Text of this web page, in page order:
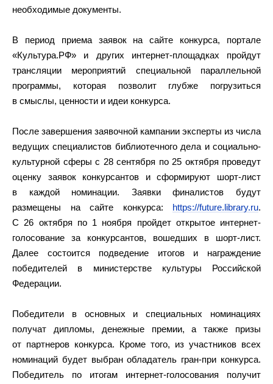
необходимые документы.
В период приема заявок на сайте конкурса, портале
«Культура.РФ» и других интернет-площадках пройдут
трансляции мероприятий специальной параллельной
программы, которая позволит глубже погрузиться
в смыслы, ценности и идеи конкурса.
После завершения заявочной кампании эксперты из числа
ведущих специалистов библиотечного дела и социально-
культурной сферы с 28 сентября по 25 октября проведут
оценку заявок конкурсантов и сформируют шорт-лист
в каждой номинации. Заявки финалистов будут
размещены на сайте конкурса: https://future.library.ru.
С 26 октября по 1 ноября пройдет открытое интернет-
голосование за конкурсантов, вошедших в шорт-лист.
Далее состоится подведение итогов и награждение
победителей в министерстве культуры Российской
Федерации.
Победители в основных и специальных номинациях
получат дипломы, денежные премии, а также призы
от партнеров конкурса. Кроме того, из участников всех
номинаций будет выбран обладатель гран-при конкурса.
Победитель по итогам интернет-голосования получит